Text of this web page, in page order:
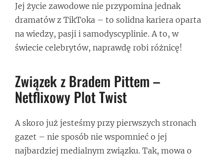
Jej życie zawodowe nie przypomina jednak
dramatów z TikToka – to solidna kariera oparta
na wiedzy, pasji i samodyscyplinie. A to, w
świecie celebrytów, naprawdę robi różnicę!
Związek z Bradem Pittem –
Netflixowy Plot Twist
A skoro już jesteśmy przy pierwszych stronach
gazet – nie sposób nie wspomnieć o jej
najbardziej medialnym związku. Tak, mowa o